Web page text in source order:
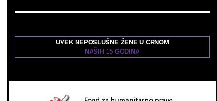
UVEK NEPOSLUŠNE ŽENE U CRNOM
NAŠIH 15 GODINA